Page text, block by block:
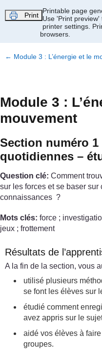
Print
Printable page
Use 'Print
printer settings.
browsers.
← Module 3 : L’énergie et le
Module 3 :
mouvement
Section numéro
quotidiennes –
Question clé: Comment
sur les forces et se baser
connaissances ?
Mots clés: force ;
jeux ; frottement
Résultats de
A la fin de la section, vous
utilisé plusieurs
se font les élèves sur
étudié comment
avez appris sur le
aidé vos élèves à
groupes.